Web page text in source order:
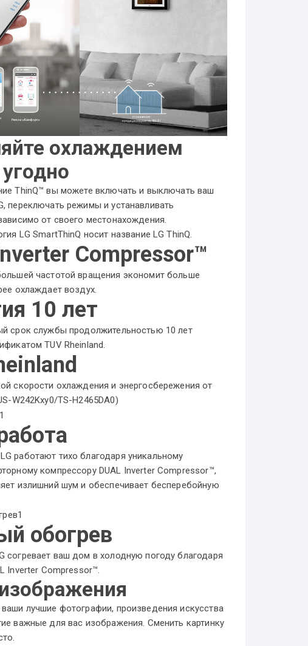
охлаждением
ThinQ™ вы можете включать и выключать ваш
переключать режимы и устанавливать
от своего местонахождения.
LG SmartThinQ носит название LG ThinQ.
Compressor™
частотой вращения экономит больше
охлаждает воздух.
10 лет
срок службы продолжительностью 10 лет
TUV Rheinland.
скорости охлаждения и энергосбережения от
W242Kxy0/TS-H2465DA0)
работают тихо благодаря уникальному
компрессору DUAL Inverter Compressor™,
излишний шум и обеспечивает бесперебойную
обогрев
согревает ваш дом в холодную погоду благодаря
Inverter Compressor™.
лучшие фотографии, произведения искусства
важные для вас изображения. Сменить картинку